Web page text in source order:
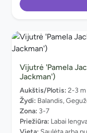
Vijutrė 'Pamela
Jackman')
Aukštis/Plotis: 2-3 m
Žydi: Balandis,
Zona: 3-7
Priežiūra: Labai